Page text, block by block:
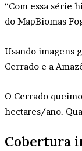
“Com essa série
do MapBiomas
Usando imagens
Cerrado e a
O Cerrado
hectares/ano.
Cobertura